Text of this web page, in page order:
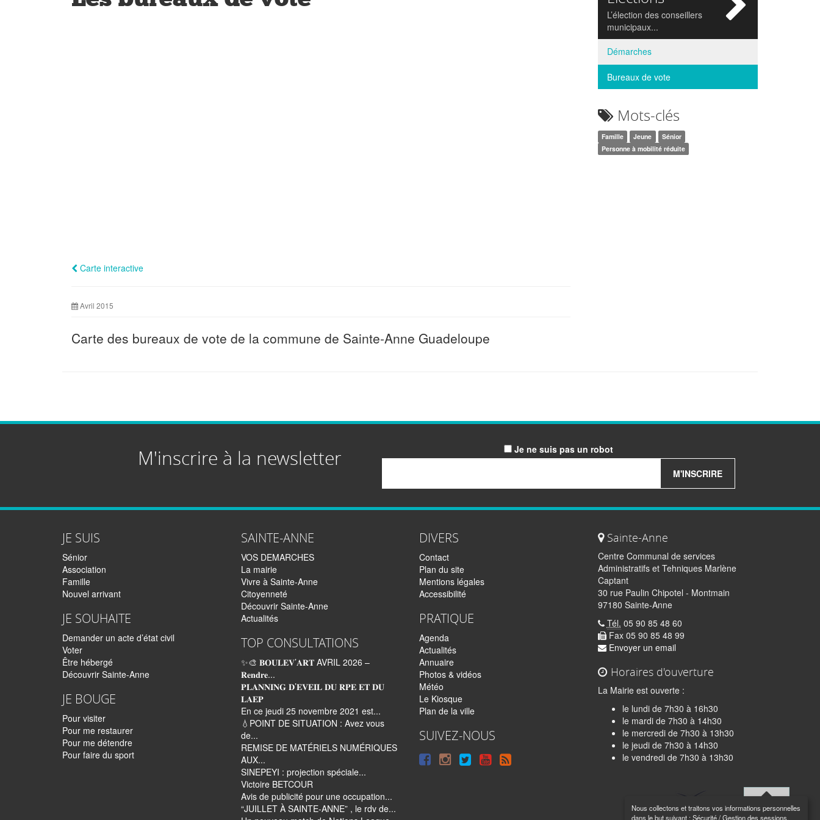
Nous collectons et traitons vos informations personnelles
dans le but suivant :Sécurité / Gestion des sessions.
Carte interactive
Avril 2015
Carte des bureaux de vote de la commune de Sainte-Anne Guadeloupe
L’élection des conseillers
municipaux...
Démarches
Bureaux de vote
Mots-clés
Famille Jeune
Sénior
Personne à mobilité réduite
Haut de
M'inscrire à la newsletter
Je ne suis pas un robot
M'INSCRIRE
JE SUIS
Sénior
Association
Famille
Nouvel arrivant
JE SOUHAITE
Demander un acte d’état civil
Voter
Être hébergé
Découvrir Sainte-Anne
JE BOUGE
Pour visiter
Pour me restaurer
Pour me détendre
Pour faire du sport
SAINTE-ANNE
VOS DEMARCHES
La mairie
Vivre à Sainte-Anne
Citoyenneté
Découvrir Sainte-Anne
Actualités
TOP CONSULTATIONS
✨🎨 𝐁𝐎𝐔𝐋𝐄𝐕’𝐀𝐑𝐓 AVRIL 2026 –
𝐑𝐞𝐧𝐝𝐫𝐞...
𝐏𝐋𝐀𝐍𝐍𝐈𝐍𝐆 𝐃’𝐄𝐕𝐄𝐈𝐋 𝐃𝐔 𝐑𝐏𝐄 𝐄𝐓 𝐃𝐔
𝐋𝐀𝐄𝐏
En ce jeudi 25 novembre 2021 est...
💧POINT DE SITUATION : Avez vous
de...
REMISE DE MATÉRIELS NUMÉRIQUES
AUX...
SINEPEYI : projection spéciale...
Victoire BETCOUR
Avis de publicité pour une occupation...
“JUILLET À SAINTE-ANNE” , le rdv de...
DIVERS
Contact
Plan du site
Mentions légales
Accessibilité
PRATIQUE
Agenda
Actualités
Annuaire
Photos & vidéos
Météo
Le Kiosque
Plan de la ville
SUIVEZ-NOUS
SuivreSuivreSuivreSyndiquer
Sainte-Anne
Centre Communal de services
Administratifs et Tehniques Marlène
Captant
30 rue Paulin Chipotel - Montmain
97180 Sainte-Anne
Tél. 05 90 85 48 60
Fax 05 90 85 48 99
Envoyer un email
Horaires d'ouverture
La Mairie est ouverte :
le lundi de 7h30 à 16h30
le mardi de 7h30 à 14h30
le mercredi de 7h30 à 13h30
le jeudi de 7h30 à 14h30
le vendredi de 7h30 à 13h30